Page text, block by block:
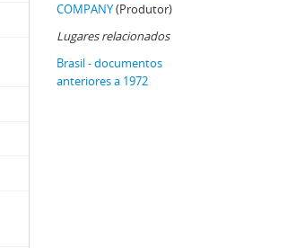
COMPANY(Produtor)
Lugares relacionados
Brasil - documentos
anteriores a 1972